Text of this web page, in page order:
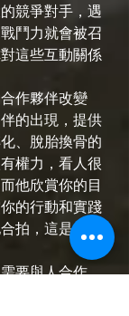
競爭對手，遇
鬥力就會被召
這些互動關係
作夥伴改變
的出現，提供
、脫胎換骨的
權力，看人很
他欣賞你的目
的行動和實踐
拍，這是他與
要與人合作，